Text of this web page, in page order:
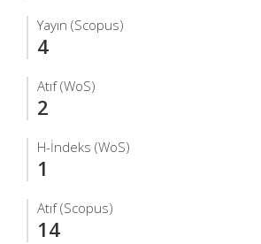
Yayın (Scopus)
4
Atıf (WoS)
2
H-İndeks (WoS)
1
Atıf (Scopus)
14